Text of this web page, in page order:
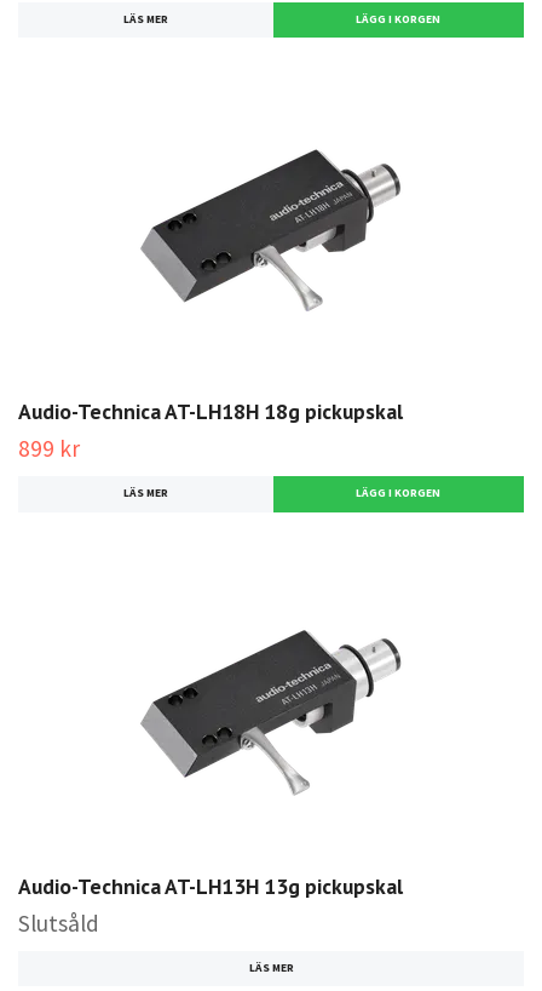
LÄS MER
Audio-Technica AT-LH18H 18g pickupskal
899 kr
LÄS MER
Audio-Technica AT-LH13H 13g pickupskal
Slutsåld
LÄS MER